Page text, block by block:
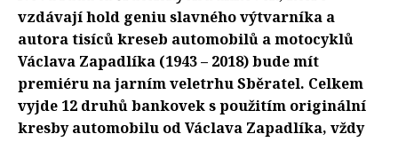
vzdávají hold geniu slavného výtvarníka a
autora tisíců kreseb automobilů a motocyklů
Václava Zapadlíka (1943 – 2018) bude mít
premiéru na jarním veletrhu Sběratel. Celkem
vyjde 12 druhů bankovek s použitím originální
kresby automobilu od Václava Zapadlíka, vždy